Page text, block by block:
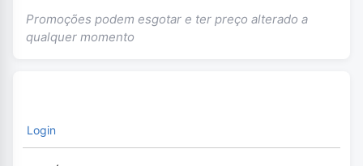
Promoções podem esgotar e ter preço alterado a
qualquer momento
Login